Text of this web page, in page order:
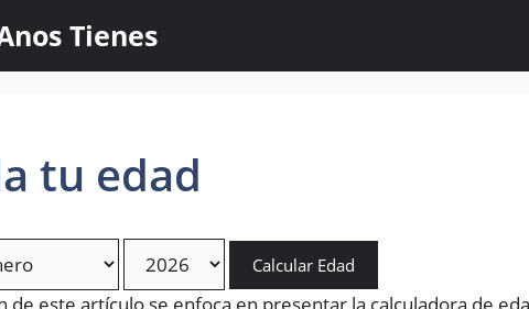
Tienes
tu edad
Calcular Edad